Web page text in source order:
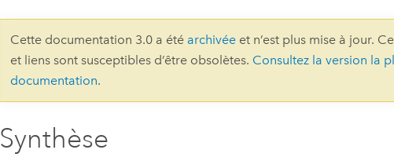
professionnels et
technologiques
Cette documentation 3.0 a été archivée et n’est plus mise à jour.
et liens sont susceptibles d’être obsolètes. Consultez la version la
documentation.
Synthèse